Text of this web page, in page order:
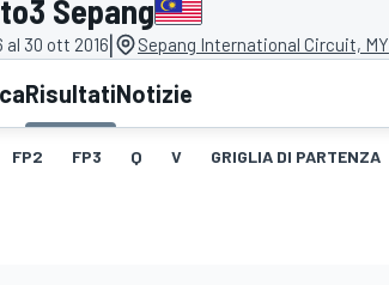
WEC
Sepang
al 30 ott 2016| Sepang International Circuit, MY
RisultatiNotizie
FP2 FP3 Q V GRIGLIA DI PARTENZA